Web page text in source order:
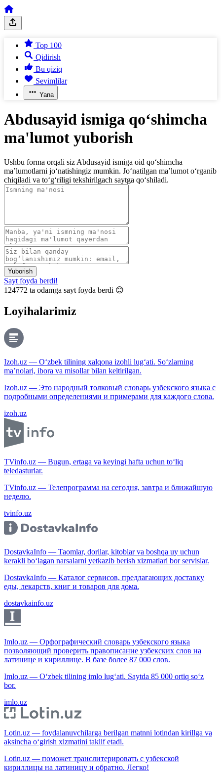
Top 100
Qidirish
Bu qiziq
Sevimlilar
Yana
Abdusayid ismiga qo‘shimcha
ma'lumot yuborish
Ushbu forma orqali siz Abdusayid ismiga oid qo‘shimcha
ma’lumotlarni jo‘natishingiz mumkin. Jo‘natilgan ma’lumot o‘rganib
chiqiladi va to‘g‘riligi tekshirilgach saytga qo‘shiladi.
Yuborish
Sayt foyda berdi!
124772 ta odamga sayt foyda berdi 😊
Loyihalarimiz
Izoh.uz — O‘zbek tilining xalqona izohli lug‘ati. So‘zlarning
ma’nolari, ibora va misollar bilan keltirilgan.
Izoh.uz — Это народный толковый словарь узбекского языка с
подробными определениями и примерами для каждого слова.
izoh.uz
TVinfo.uz — Bugun, ertaga va keyingi hafta uchun to‘liq
teledasturlar.
TVinfo.uz — Телепрограмма на сегодня, завтра и ближайшую
неделю.
tvinfo.uz
DostavkaInfo — Taomlar, dorilar, kitoblar va boshqa uy uchun
kerakli bo‘lagan narsalarni yetkazib berish xizmatlari bor servislar.
DostavkaInfo — Каталог сервисов, предлагающих доставку
еды, лекарств, книг и товаров для дома.
dostavkainfo.uz
Imlo.uz — Орфографический словарь узбекского языка
позволяющий проверить правописание узбекских слов на
латинице и кириллице. В базе более 87 000 слов.
Imlo.uz — O‘zbek tilining imlo lug‘ati. Saytda 85 000 ortiq so‘z
bor.
imlo.uz
Lotin.uz — foydalanuvchilarga berilgan matnni lotindan kirillga va
aksincha o‘girish xizmatini taklif etadi.
Lotin.uz — поможет транслитерировать с узбекской
кириллицы на латиницу и обратно. Легко!